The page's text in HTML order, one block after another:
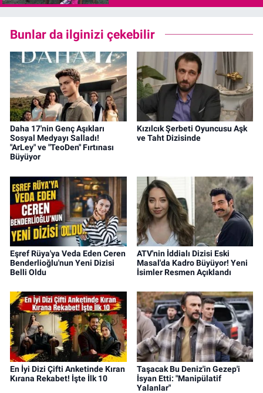
Bunlar da ilginizi çekebilir
Daha 17'nin Genç Aşıkları
Sosyal Medyayı Salladı!
"ArLey" ve "TeoDen" Fırtınası
Büyüyor
Kızılcık Şerbeti Oyuncusu Aşk
ve Taht Dizisinde
Eşref Rüya'ya Veda Eden Ceren
Benderlioğlu'nun Yeni Dizisi
Belli Oldu
ATV'nin İddialı Dizisi Eski
Masal'da Kadro Büyüyor! Yeni
İsimler Resmen Açıklandı
En İyi Dizi Çifti Anketinde Kıran
Kırana Rekabet! İşte İlk 10
Taşacak Bu Deniz'in Gezep'i
İsyan Etti: "Manipülatif
Yalanlar"